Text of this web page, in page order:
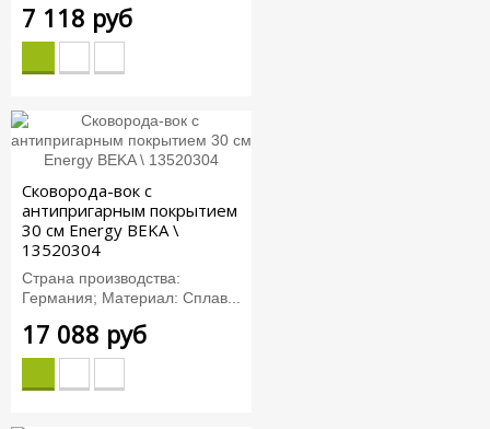
7 118 руб
Сковорода-вок с
антипригарным покрытием
30 см Energy BEKA \
13520304
Страна производства:
Германия; Материал: Сплав...
17 088 руб